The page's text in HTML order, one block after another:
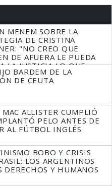
MENEM SOBRE LA
DE CRISTINA
"NO CREO QUE
DE AFUERA LE PUEDA
LA JUSTICIA LO QUE
HACER"
BARDEM DE LA
DE CEUTA
MAC ALLISTER CUMPLIÓ
PELO ANTES DE
AL FÚTBOL INGLÉS
BOBO Y CRISIS
LOS ARGENTINOS
DERECHOS Y HUMANOS